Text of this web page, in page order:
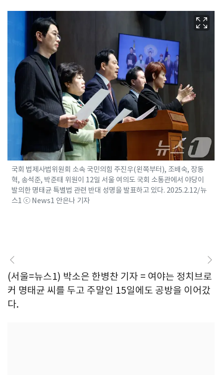
국회 법제사법위원회 소속 국민의힘 주진우(왼쪽부터), 조배숙, 장동
혁, 송석준, 박준태 위원이 12일 서울 여의도 국회 소통관에서 야당이
발의한 명태균 특별법 관련 반대 성명을 발표하고 있다. 2025.2.12/뉴
스1 ⓒ News1 안은나 기자
(서울=뉴스1) 박소은 한병찬 기자 = 여야는 정치브로
커 명태균 씨를 두고 주말인 15일에도 공방을 이어갔
다.